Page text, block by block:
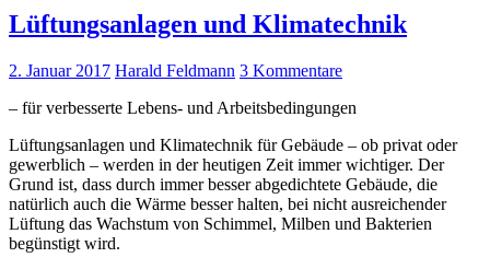
Lüftungsanlagen und Klimatechnik
2. Januar 2017 Harald Feldmann 3 Kommentare
– für verbesserte Lebens- und Arbeitsbedingungen
Lüftungsanlagen und Klimatechnik für Gebäude – ob privat oder
gewerblich – werden in der heutigen Zeit immer wichtiger. Der
Grund ist, dass durch immer besser abgedichtete Gebäude, die
natürlich auch die Wärme besser halten, bei nicht ausreichender
Lüftung das Wachstum von Schimmel, Milben und Bakterien
begünstigt wird.